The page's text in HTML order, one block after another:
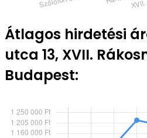
Átlagos hirdetési
utca 13, XVII.
Budapest: